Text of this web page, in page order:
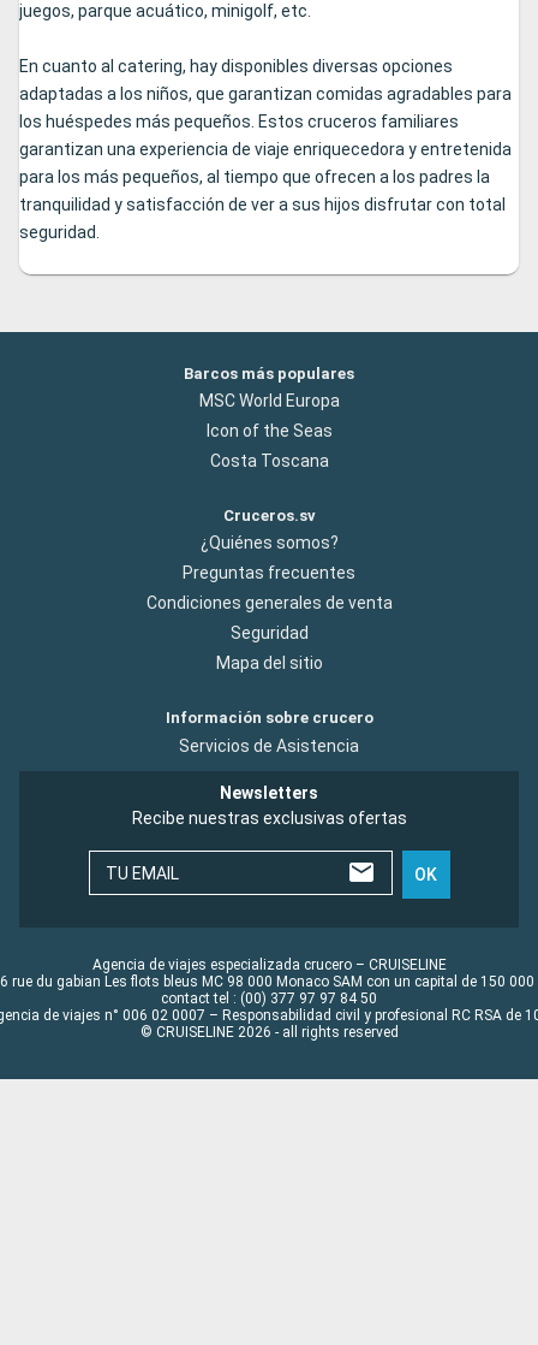
juegos, parque acuático, minigolf, etc.
En cuanto al catering, hay disponibles diversas opciones
adaptadas a los niños, que garantizan comidas agradables para
los huéspedes más pequeños. Estos cruceros familiares
garantizan una experiencia de viaje enriquecedora y entretenida
para los más pequeños, al tiempo que ofrecen a los padres la
tranquilidad y satisfacción de ver a sus hijos disfrutar con total
seguridad.
Barcos más populares
MSC World Europa
Icon of the Seas
Costa Toscana
Cruceros.sv
¿Quiénes somos?
Preguntas frecuentes
Condiciones generales de venta
Seguridad
Mapa del sitio
Información sobre crucero
Servicios de Asistencia
Newsletters
Recibe nuestras exclusivas ofertas
TU EMAIL OK
Agencia de viajes especializada crucero – CRUISELINE
rue du gabian Les flots bleus MC 98 000 Monaco SAM con un capital de 150 000
contact tel : (00) 377 97 97 84 50
de viajes n° 006 02 0007 – Responsabilidad civil y profesional RC RSA de
© CRUISELINE 2026 - all rights reserved